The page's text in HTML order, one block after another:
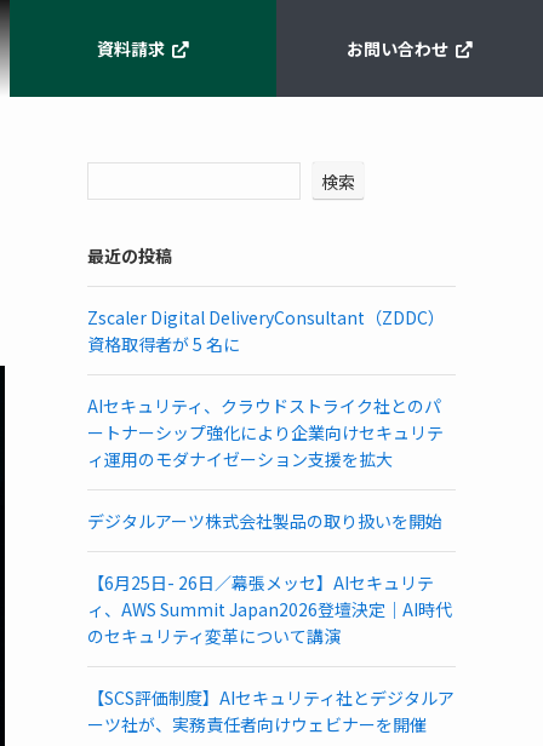
資料請求 お問い合わせ
検索
最近の投稿
Zscaler Digital DeliveryConsultant（ZDDC）
資格取得者が 5 名に
AIセキュリティ、クラウドストライク社とのパ
ートナーシップ強化により企業向けセキュリテ
ィ運用のモダナイゼーション支援を拡大
デジタルアーツ株式会社製品の取り扱いを開始
【6月25日- 26日／幕張メッセ】AIセキュリテ
ィ、AWS Summit Japan2026登壇決定｜AI時代
のセキュリティ変革について講演
【SCS評価制度】AIセキュリティ社とデジタルア
ーツ社が、実務責任者向けウェビナーを開催